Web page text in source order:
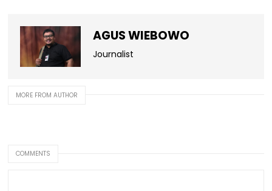
AGUS WIEBOWO
Journalist
MORE FROM AUTHOR
COMMENTS